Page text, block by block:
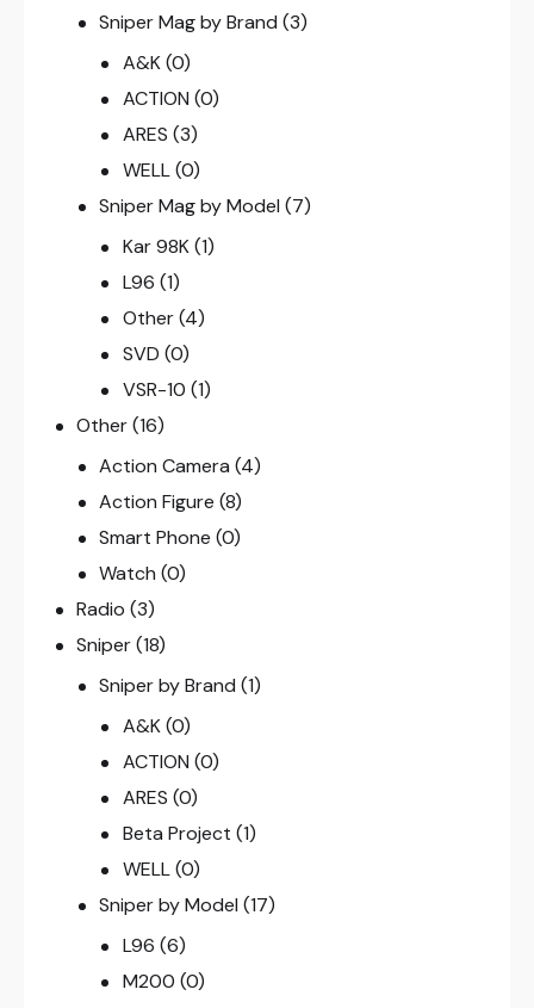
Sniper Mag by Brand (3)
A&K (0)
ACTION (0)
ARES (3)
WELL (0)
Sniper Mag by Model (7)
Kar 98K (1)
L96 (1)
Other (4)
SVD (0)
VSR-10 (1)
Other(16)
Action Camera (4)
Action Figure (8)
Smart Phone (0)
Watch (0)
Radio (3)
Sniper(18)
Sniper by Brand (1)
A&K (0)
ACTION (0)
ARES (0)
Beta Project (1)
WELL (0)
Sniper by Model (17)
L96 (6)
M200 (0)